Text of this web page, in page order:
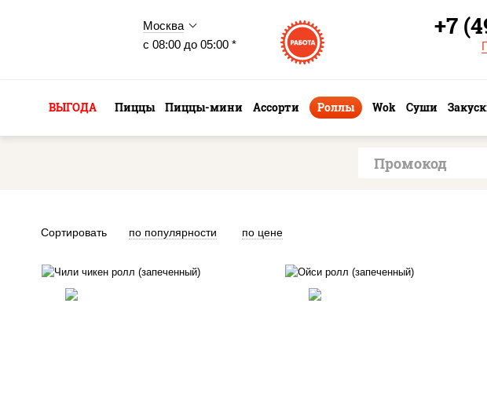
Москва
с 08:00 до 05:00 *
+7
ВЫГОДА Пиццы Пиццы-мини Ассорти Роллы Wok Суши
Сортировать по популярности по цене